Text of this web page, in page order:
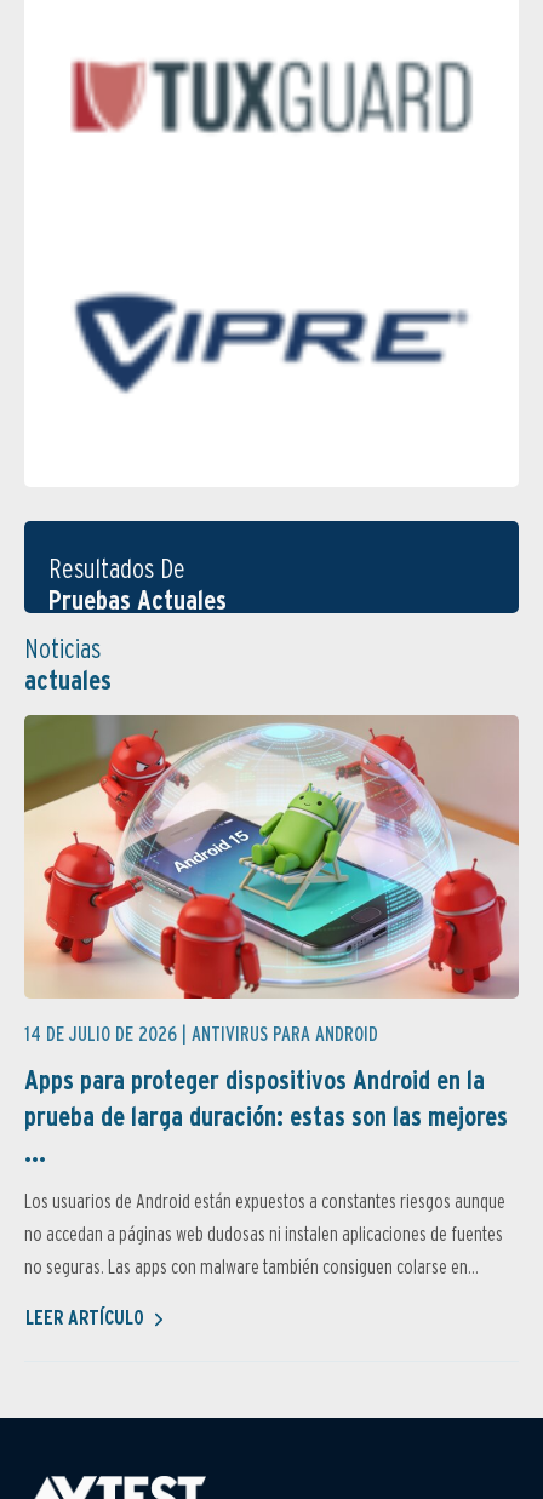
Resultados De
Pruebas Actuales
Noticias
actuales
14 DE JULIO DE 2026 | ANTIVIRUS PARA ANDROID
Apps para proteger dispositivos Android en la
prueba de larga duración: estas son las mejores
...
Los usuarios de Android están expuestos a constantes riesgos aunque
no accedan a páginas web dudosas ni instalen aplicaciones de fuentes
no seguras. Las apps con malware también consiguen colarse en...
LEER ARTÍCULO